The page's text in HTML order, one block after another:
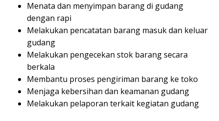
Menata dan menyimpan barang di gudang
dengan rapi
Melakukan pencatatan barang masuk dan keluar
gudang
Melakukan pengecekan stok barang secara
berkala
Membantu proses pengiriman barang ke toko
Menjaga kebersihan dan keamanan gudang
Melakukan pelaporan terkait kegiatan gudang